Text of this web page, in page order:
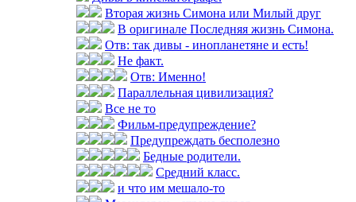
Вторая жизнь Симона или Милый друг
В оригинале Последняя жизнь Симона.
Отв: так дивы - инопланетяне и есть!
Не факт.
Отв: Именно!
Параллельная цивилизация?
Все не то
Фильм-предупреждение?
Предупреждать бесполезно
Бедные родители.
Средний класс.
и что им мешало-то